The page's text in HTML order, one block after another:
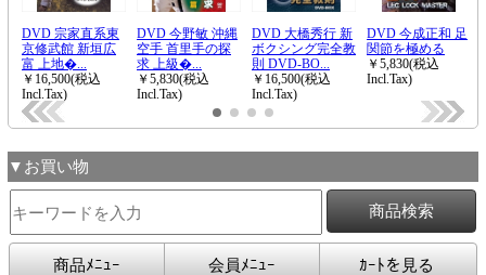
▼お買い物
商品ﾒﾆｭｰ 会員ﾒﾆｭｰ ｶｰﾄを見る